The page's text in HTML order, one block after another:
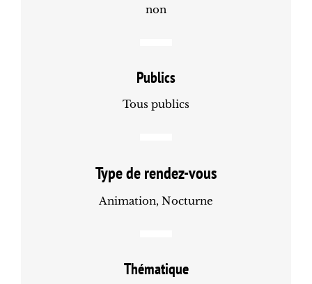
non
Publics
Tous publics
Type de rendez-vous
Animation, Nocturne
Thématique